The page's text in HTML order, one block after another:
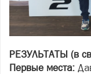
РЕЗУЛЬТАТЫ (в
Первые места: